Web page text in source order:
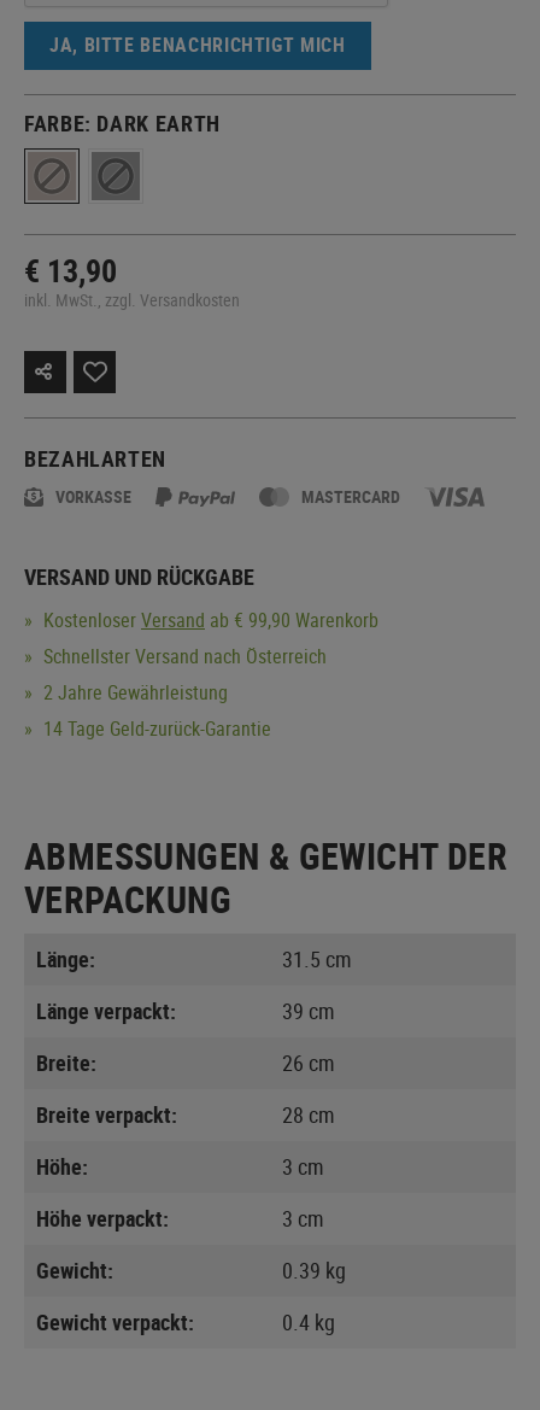
JA, BITTE BENACHRICHTIGT MICH
FARBE: DARK EARTH
€ 13,90
inkl. MwSt., zzgl. Versandkosten
BEZAHLARTEN
VORKASSE MASTERCARD
VERSAND UND RÜCKGABE
KostenloserVersand ab € 99,90 Warenkorb
Schnellster Versand nach Österreich
2 Jahre Gewährleistung
14 Tage Geld-zurück-Garantie
ABMESSUNGEN & GEWICHT DER
VERPACKUNG
Länge:
31.5 cm
Länge verpackt:
39 cm
Breite:
26 cm
Breite verpackt:
28 cm
Höhe:
3 cm
Höhe verpackt:
3 cm
Gewicht:
0.39 kg
Gewicht verpackt:
0.4 kg